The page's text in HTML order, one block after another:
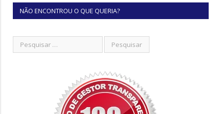
NÃO ENCONTROU O QUE QUERIA?